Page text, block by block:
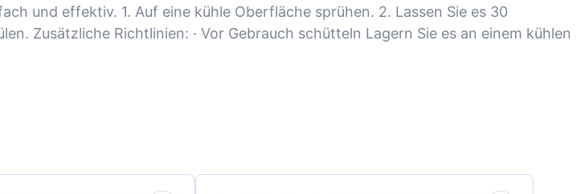
und effektiv. 1. Auf eine kühle Oberfläche sprühen. 2. Lassen Sie es 30
Zusätzliche Richtlinien: · Vor Gebrauch schütteln Lagern Sie es an einem kühlen